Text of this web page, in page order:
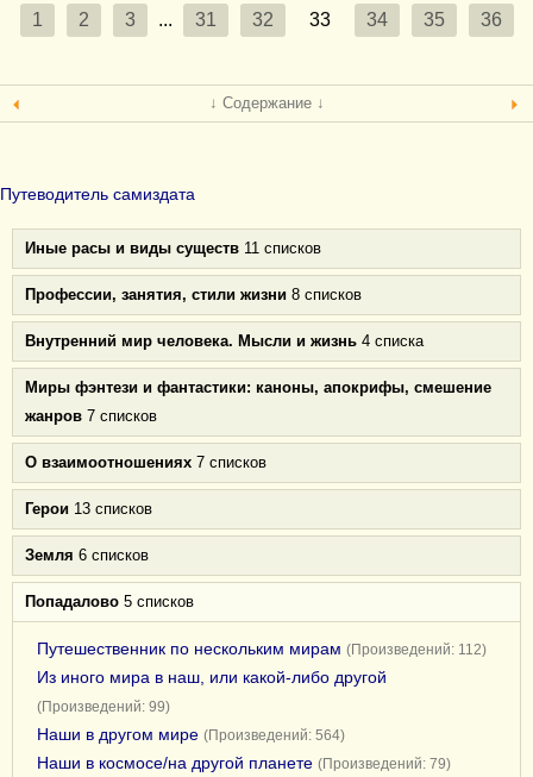
1 2 3 ... 31 32 33 34 35 36
↓ Содержание ↓
Путеводитель самиздата
Иные расы и виды существ 11 списков
Профессии, занятия, стили жизни 8 списков
Внутренний мир человека. Мысли и жизнь 4 списка
Миры фэнтези и фантастики: каноны, апокрифы, смешение
жанров 7 списков
О взаимоотношениях 7 списков
Герои 13 списков
Земля 6 списков
Попадалово 5 списков
Путешественник по нескольким мирам (Произведений: 112)
Из иного мира в наш, или какой-либо другой
(Произведений: 99)
Наши в другом мире (Произведений: 564)
Наши в космосе/на другой планете (Произведений: 79)